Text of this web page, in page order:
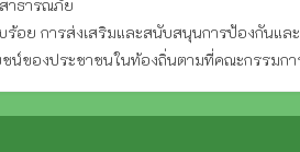
าธารณภัย
ร้อย การส่งเสริมและสนับสนุนการป้องกันแ
ชน์ของประชาชนในท้องถิ่นตามที่คณะกรรมก